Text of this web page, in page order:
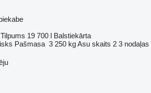
Tilpums 19 700 l Balstiekārta
Pašmasa 3 250 kgAsu skaits 2 3 nodaļas